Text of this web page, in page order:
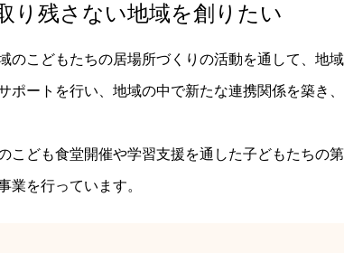
り残さない地域を創りたい
のこどもたちの居場所づくりの活動を通して、地
ポートを行い、地域の中で新たな連携関係を築き
こども食堂開催や学習支援を通した子どもたちの
業を行っています。